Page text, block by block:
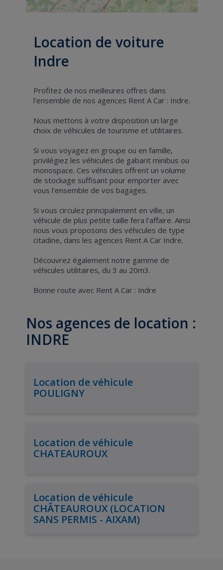
Location de voiture
Indre
Profitez de nos meilleures offres dans
l'ensemble de nos agences Rent A Car : Indre.
Nous mettons à votre disposition un large
choix de véhicules de tourisme et utilitaires.
Si vous voyagez en groupe ou en famille,
privilégiez les véhicules de gabarit minibus ou
monospace. Ces véhicules offrent un volume
de stockage suffisant pour emporter avec
vous l'ensemble de vos bagages.
Si vous circulez principalement en ville, un
véhicule de plus petite taille fera l'affaire. Ainsi
nous vous proposons des véhicules de type
citadine, dans les agences Rent A Car Indre.
Découvrez également notre gamme de
véhicules utilitaires, du 3 au 20m3.
Bonne route avec Rent A Car : Indre
Nos agences de location :
INDRE
Location de véhicule
POULIGNY
Location de véhicule
CHATEAUROUX
Location de véhicule
CHÂTEAUROUX (LOCATION
SANS PERMIS - AIXAM)